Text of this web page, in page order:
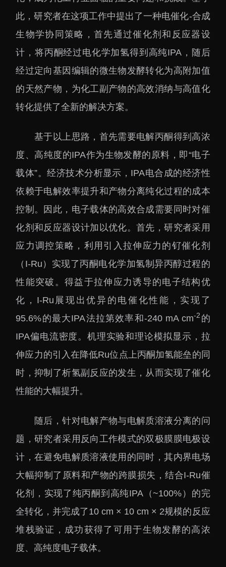
党建工作
群团工作
树立和践行正确政绩观
传承和弘扬科学家精神
我为群众办实事
国家高性能医疗器械创
新中心
国家生物制造产业创新
深港脑科学创新研究院
深圳合成生物学创新研
究院
深圳先进电子材料国际
创新研究院
深圳脑解析与脑模拟重
大科技基础设施
深圳合成生物研究重大
科技基础设施
中欧创新医药与健康研
究中心
此，研究者在这项工作中提出了一种电催化-合成
生物学协同策略，首先通过催化剂和反应器设
计，将丙酮经过电化学加氢得到高纯IPA，随后
经过定向基因编辑的微生物发酵转化为高附加值
的天然产物，为化工副产物的高效消纳与高值化
转化提供了全新的解决方案。
基于以上思路，首先需要电解丙酮得到高浓
度、高纯度的IPA作为生物发酵的原料，即“电子
载体”。经济技术分析显示，IPA电合成的经济性
依赖于电解效率提升和产物分离纯化过程的成本
控制。因此，电子载体的高效合成需要同时对催
化剂和反应器设计加以优化。首先，研究者采用
应力调控策略，利用引入拉伸应力的钌催化剂
（I-Ru）实现了丙酮电化学加氢制异丙醇过程的
性能突破。得益于拉伸应力诱导的电子结构优
化，I-Ru展现出优异的电催化性能，实现了
95.6%的最大IPA法拉第效率和-240 mA cm-2 的
IPA偏电流密度。机理实验和理论模拟显示，拉
伸应力的引入在降低Ru位点上丙酮加氢能垒的同
时，抑制了析氢副反应的发生，从而实现了催化
性能的大幅提升。
随后，针对电解产物与电解质溶液分离的问
题，研究者采用反向工作模式的双极膜膜电极设
计，在避免电解质溶液使用的同时，其内界电场
大幅抑制了原料和产物的跨膜损失，结合I-Ru催
化剂，实现了纯丙酮到高纯IPA（~100%）的完
全转化，并完成了10 cm × 10 cm × 2规模的反应
堆栈验证，成功获得了可用于生物发酵的高浓
度、高纯度电子载体。